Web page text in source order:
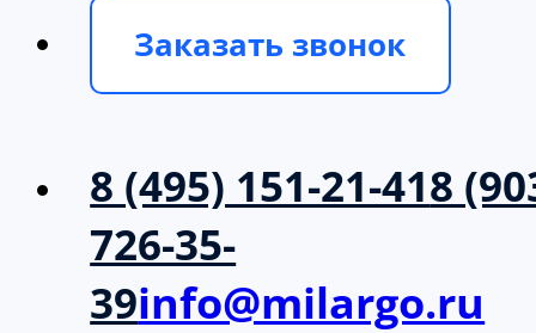
Заказать звонок
8 (495) 151-21-418
726-35-
39info@milargo.ru